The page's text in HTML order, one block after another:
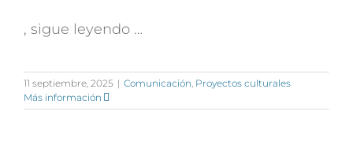
, sigue leyendo …
11 septiembre, 2025 | Comunicación Proyectos culturales
Más información